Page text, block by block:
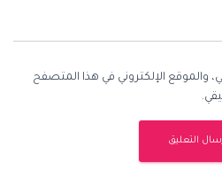
والموقع الإلكتروني في هذا المتصفح